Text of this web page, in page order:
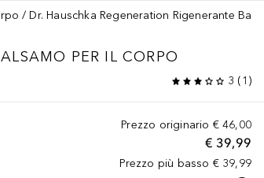
Dr. Hauschka Regeneration Rigenerante
PER IL CORPO
3 ( 1 )
Prezzo originario € 46,00
€ 39,99
Prezzo più basso € 39,99